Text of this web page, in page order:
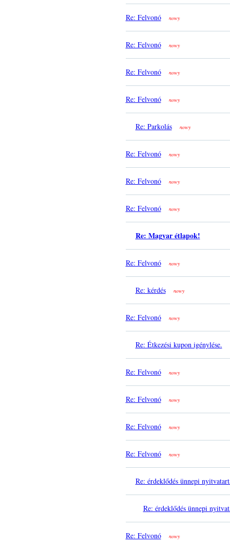
Re: Felvonó nowy
Re: Felvonó nowy
Re: Felvonó nowy
Re: Felvonó nowy
Re: Parkolás nowy
Re: Felvonó nowy
Re: Felvonó nowy
Re: Felvonó nowy
Re: Magyar étlapok!
Re: Felvonó nowy
Re: kérdés nowy
Re: Felvonó nowy
Re: Étkezési kupon igénylése.
Re: Felvonó nowy
Re: Felvonó nowy
Re: Felvonó nowy
Re: Felvonó nowy
Re: érdeklődés ünnepi
Re: érdeklődés ünnepi
Re: Felvonó nowy